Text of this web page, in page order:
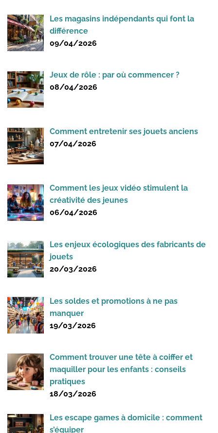
Les magasins indépendants qui font la
différence
09/04/2026
Jeux de rôle : par où commencer ?
08/04/2026
Comment entretenir ses jouets anciens
07/04/2026
Comment les jeux vidéo stimulent la
créativité des jeunes
06/04/2026
Les enjeux écologiques des fabricants de
jouets
20/03/2026
Les soldes et promotions à ne pas
manquer
19/03/2026
Comment trouver une tête à coiffer et
maquiller pour les enfants : conseils
pratiques
18/03/2026
Les escape games à domicile : comment
s’équiper